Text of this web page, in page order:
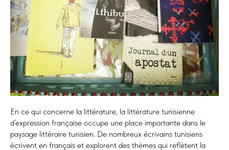
En ce qui concerne la littérature, la littérature tunisienne
d’expression française occupe une place importante dans le
paysage littéraire tunisien. De nombreux écrivains tunisiens
écrivent en français et explorent des thèmes qui reflètent la